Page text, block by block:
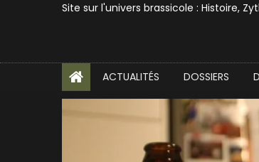
Site sur l'univers brassicole : Histoire,
ACTUALITÉS DOSSIERS